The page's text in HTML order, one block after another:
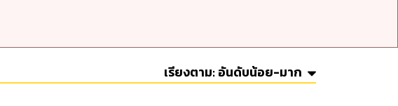
เรียงตาม:อันดับน้อย-มาก